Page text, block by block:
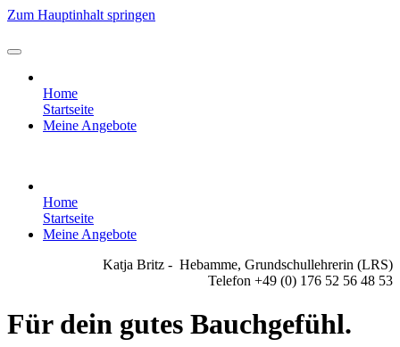
Zum Hauptinhalt springen
Home
Startseite
Meine Angebote
Home
Startseite
Meine Angebote
Katja Britz - Hebamme, Grundschullehrerin (LRS)
Telefon +49 (0) 176 52 56 48 53
Für dein gutes Bauchgefühl.